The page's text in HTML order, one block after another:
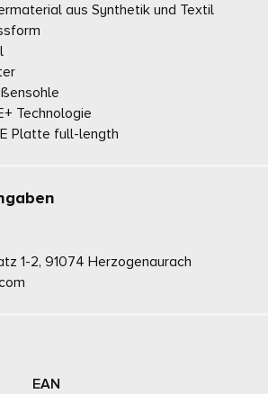
aus Synthetik und Textil
Technologie
Platte full-length
1-2, 91074 Herzogenaurach
EAN